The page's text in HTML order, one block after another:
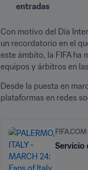
entradas
Con motivo del Día
un recordatorio en el
este ámbito, la FIFA ha
equipos y árbitros en
Desde la puesta en
plataformas en redes
FIFA.COM
Servicio